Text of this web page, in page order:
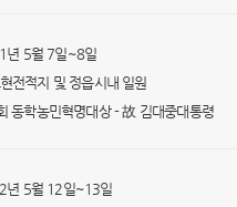
년 5월 7일~8일
전적지 및 정읍시내 일원
동학농민혁명대상 - 故 김대중대통령
년 5월 12일~13일